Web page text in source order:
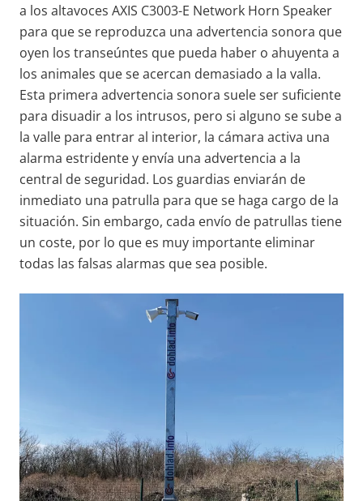
a los altavoces AXIS C3003-E Network Horn Speaker
para que se reproduzca una advertencia sonora que
oyen los transeúntes que pueda haber o ahuyenta a
los animales que se acercan demasiado a la valla.
Esta primera advertencia sonora suele ser suficiente
para disuadir a los intrusos, pero si alguno se sube a
la valle para entrar al interior, la cámara activa una
alarma estridente y envía una advertencia a la
central de seguridad. Los guardias enviarán de
inmediato una patrulla para que se haga cargo de la
situación. Sin embargo, cada envío de patrullas tiene
un coste, por lo que es muy importante eliminar
todas las falsas alarmas que sea posible.